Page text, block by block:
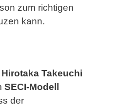
zum richtigen
kann.
Takeuchi
SECI-Modell
der